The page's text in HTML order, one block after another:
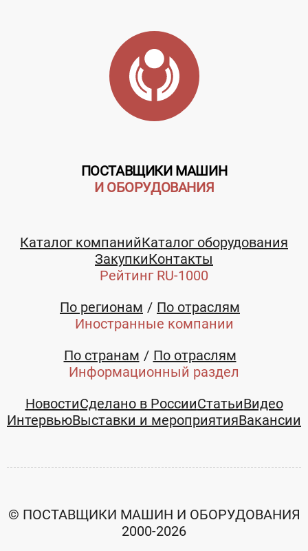
ПОСТАВЩИКИ МАШИН
И ОБОРУДОВАНИЯ
Каталог компанийКаталог оборудования
ЗакупкиКонтакты
Рейтинг RU-1000
По регионам
По отраслям
Иностранные компании
По странам
По отраслям
Информационный раздел
НовостиСделано в РоссииСтатьиВидео
ИнтервьюВыставки и мероприятияВакансии
© ПОСТАВЩИКИ МАШИН И ОБОРУДОВАНИЯ
2000-2026